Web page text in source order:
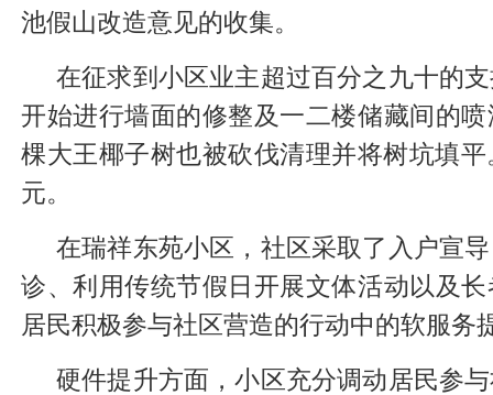
池假山改造意见的收集。
在征求到小区业主超过百分之九十的
开始进行墙面的修整及一二楼储藏间的
棵大王椰子树也被砍伐清理并将树坑填
元。
在瑞祥东苑小区，社区采取了入户宣
诊、利用传统节假日开展文体活动以及
居民积极参与社区营造的行动中的软服务
硬件提升方面，小区充分调动居民参